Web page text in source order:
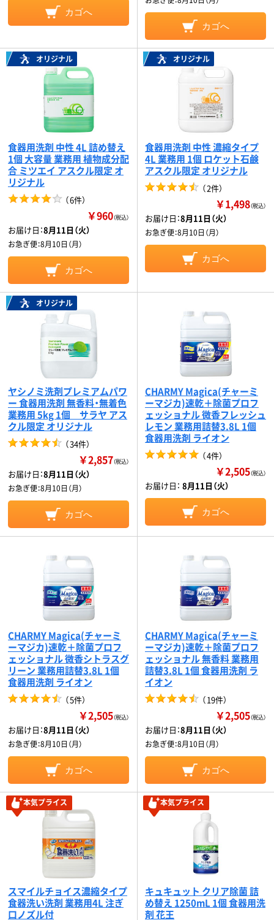
カゴへ
カゴへ
オリジナル
食器用洗剤 中性 4L 詰め替え
1個 大容量 業務用 植物成分配
合 ミツエイ アスクル限定 オ
リジナル
（6件）
￥960（税込）
お届け日：8月11日（火）
お急ぎ便：8月10日（月）
カゴへ
オリジナル
食器用洗剤 中性 濃縮タイプ
4L 業務用 1個 ロケット石鹸
アスクル限定 オリジナル
（2件）
￥1,498（税込）
お届け日：8月11日（火）
お急ぎ便：8月10日（月）
カゴへ
オリジナル
ヤシノミ洗剤プレミアムパワ
ー 食器用洗剤 無香料・無着色
業務用 5kg 1個 サラヤ アス
クル限定 オリジナル
（34件）
￥2,857（税込）
お届け日：8月11日（火）
お急ぎ便：8月10日（月）
カゴへ
CHARMY Magica(チャーミ
ーマジカ)速乾＋除菌プロフ
ェッショナル 微香フレッシュ
レモン 業務用詰替3.8L 1個
食器用洗剤 ライオン
（4件）
￥2,505（税込）
お届け日： 8月11日（火）
カゴへ
CHARMY Magica(チャーミ
ーマジカ)速乾＋除菌プロフ
ェッショナル 微香シトラスグ
リーン 業務用詰替3.8L 1個
食器用洗剤 ライオン
（5件）
￥2,505（税込）
お届け日：8月11日（火）
お急ぎ便：8月10日（月）
カゴへ
CHARMY Magica(チャーミ
ーマジカ)速乾＋除菌プロフ
ェッショナル 無香料 業務用
詰替3.8L 1個 食器用洗剤 ラ
イオン
（19件）
￥2,505（税込）
お届け日：8月11日（火）
お急ぎ便：8月10日（月）
カゴへ
本気プライス
スマイルチョイス濃縮タイプ
食器洗い洗剤 業務用4L 注ぎ
口ノズル付
本気プライス
キュキュット クリア除菌 詰
め替え 1250mL 1個 食器用洗
剤 花王